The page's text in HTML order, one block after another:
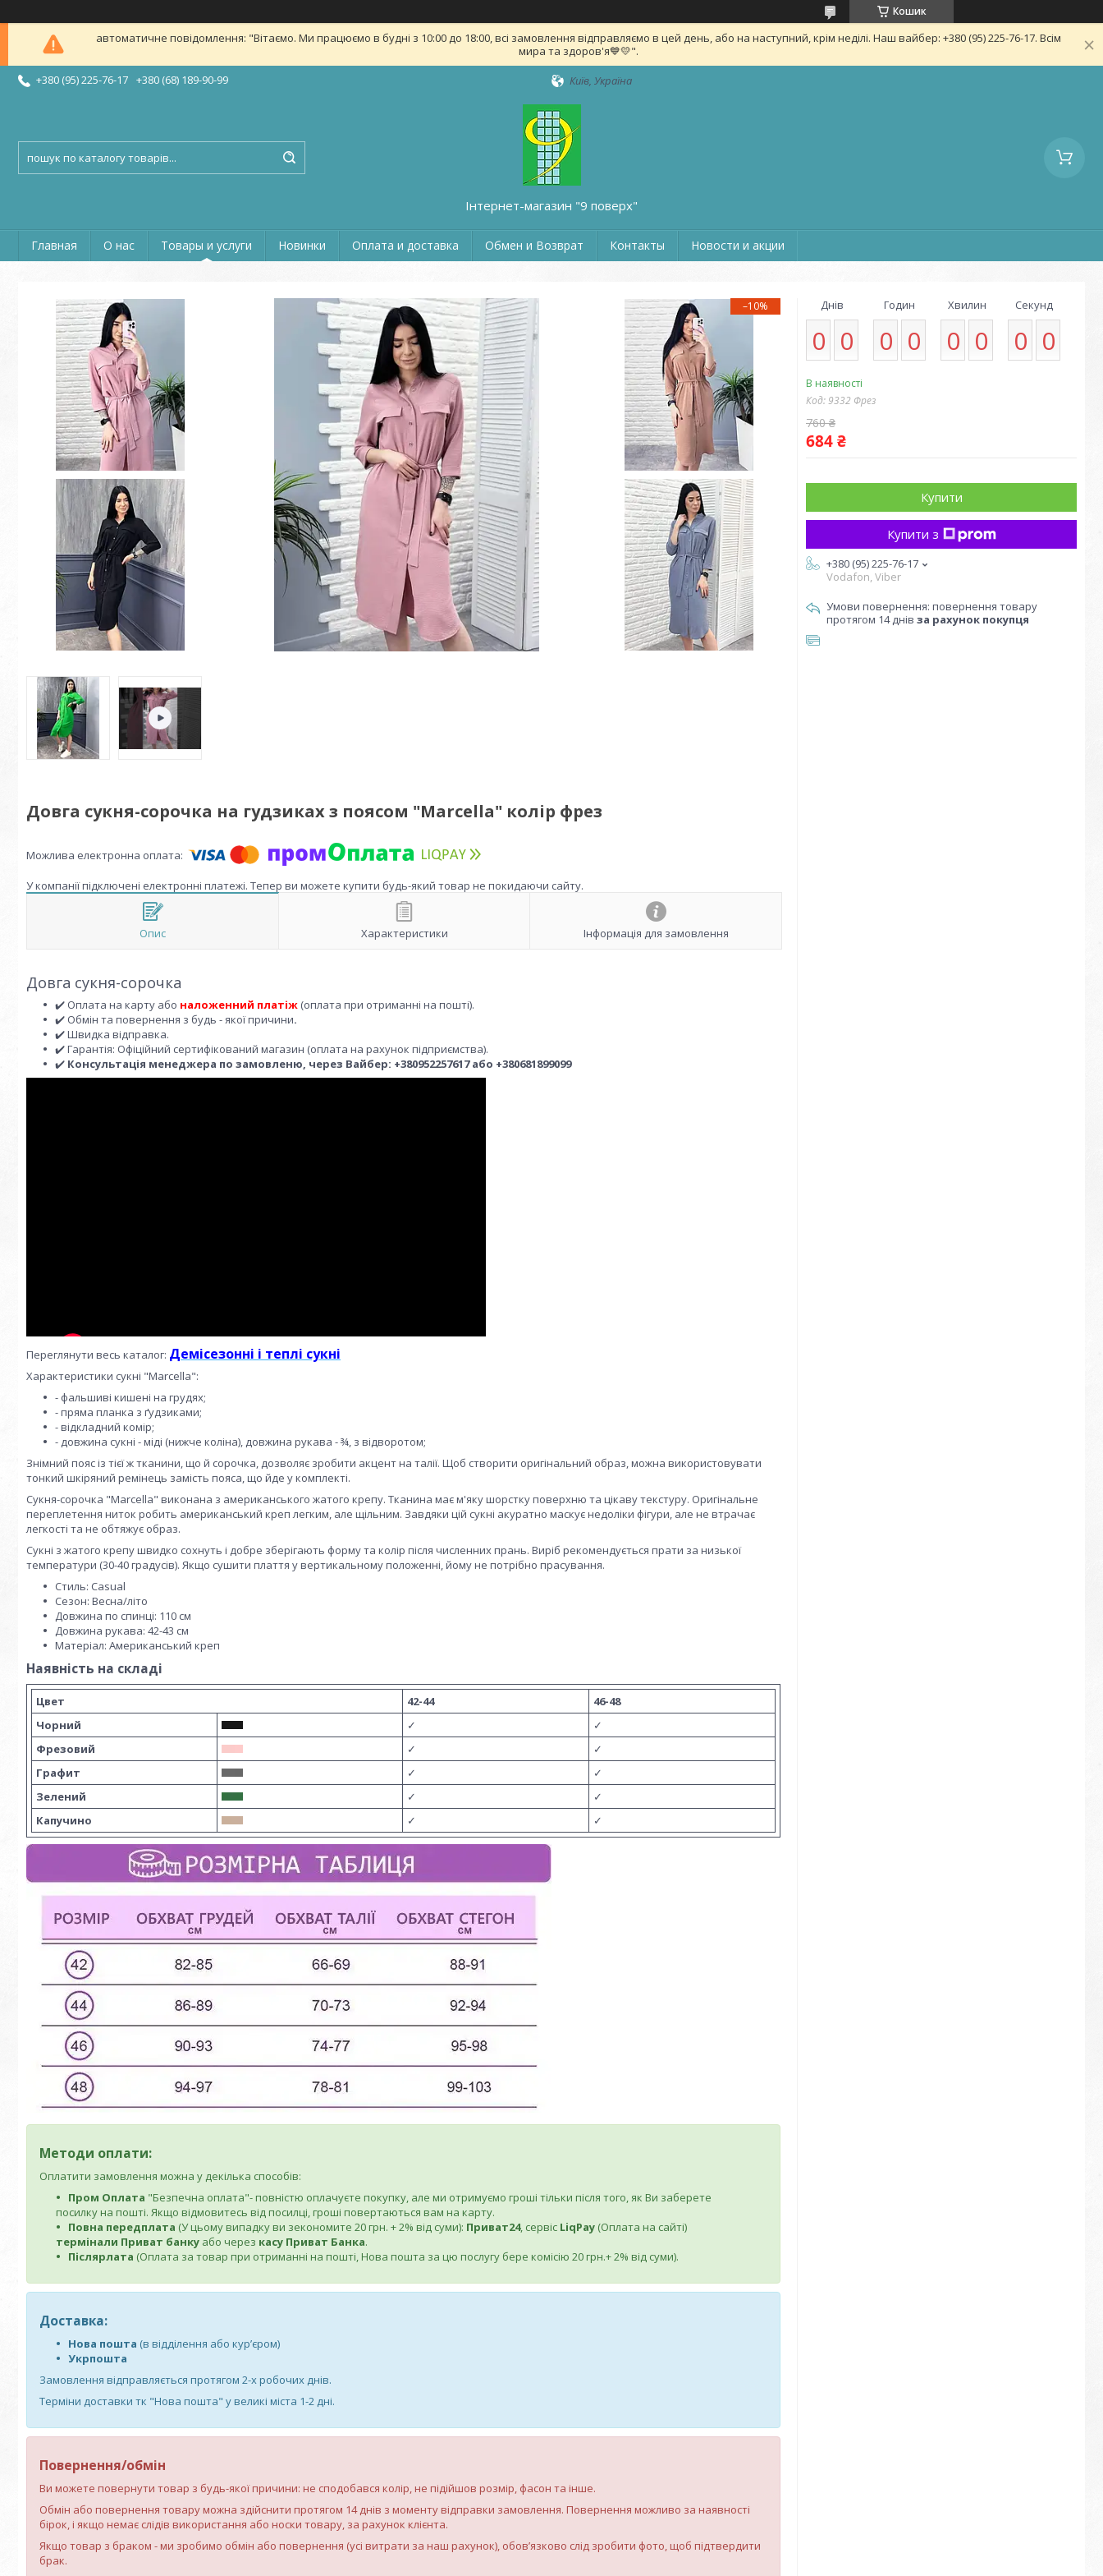
Кошик
автоматичне повідомлення: "Вітаємо. Ми працюємо в будні з 10:00 до 18:00, всі замовлення відправляємо в цей день, або на наступний, крім неділі. Наш вайбер: +380 (95) 225-76-17. Всім
мира та здоров'я💙💛".
+380 (95) 225-76-17 +380 (68) 189-90-99 Київ, Україна
Інтернет-магазин "9 поверх"
Главная О нас Товары и услуги Новинки Оплата и доставка Обмен и Возврат Контакты Новости и акции
–10%
Довга сукня-сорочка на гудзиках з поясом "Marcella" колір фрез
У компанії підключені електронні платежі. Тепер ви можете купити будь-який товар не покидаючи сайту.
Опис Характеристики Інформація для замовлення
Довга сукня-сорочка
✔️ Оплата на карту або наложенний платіж (оплата при отриманні на пошті).
✔️ Обмін та повернення з будь - якої причини.
✔️ Швидка відправка.
✔️ Гарантія: Офіційний сертифікований магазин (оплата на рахунок підприємства).
✔️ Консультація менеджера по замовленю, через Вайбер: +380952257617 або +380681899099
Переглянути весь каталог: Демісезонні і теплі сукні
Характеристики сукні "Marcella":
- фальшиві кишені на грудях;
- пряма планка з ґудзиками;
- відкладний комір;
- довжина сукні - міді (нижче коліна), довжина рукава - ¾, з відворотом;
Знімний пояс із тієї ж тканини, що й сорочка, дозволяє зробити акцент на талії. Щоб створити оригінальний образ, можна використовувати
тонкий шкіряний ремінець замість пояса, що йде у комплекті.
Сукня-сорочка "Marcella" виконана з американського жатого крепу. Тканина має м'яку шорстку поверхню та цікаву текстуру. Оригінальне
переплетення ниток робить американський креп легким, але щільним. Завдяки цій сукні акуратно маскує недоліки фігури, але не втрачає
легкості та не обтяжує образ.
Сукні з жатого крепу швидко сохнуть і добре зберігають форму та колір після численних прань. Виріб рекомендується прати за низької
температури (30-40 градусів). Якщо сушити плаття у вертикальному положенні, йому не потрібно прасування.
Стиль: Casual
Сезон: Весна/літо
Довжина по спинці: 110 см
Довжина рукава: 42-43 см
Матеріал: Американський креп
Наявність на складі
Цвет 42-44
46-48
Чорний
✓
✓
Фрезовий
✓
✓
Графит
✓
✓
Зелений
✓
✓
Капучино
✓ ✓
Методи оплати:
Оплатити замовлення можна у декілька способів:
Пром Оплата "Безпечна оплата"- повністю оплачуєте покупку, але ми отримуємо гроші тільки після того, як Ви заберете
посилку на пошті. Якщо відмовитесь від посилці, гроші повертаються вам на карту.
Повна передплата (У цьому випадку ви зекономите 20 грн. + 2% від суми): Приват24, сервіс LiqPay (Оплата на сайті)
термінали Приват банку або через касу Приват Банка.
Післярлата (Оплата за товар при отриманні на пошті, Нова пошта за цю послугу бере комісію 20 грн.+ 2% від суми).
Доставка:
Нова пошта (в відділення або кур’єром)
Укрпошта
Замовлення відправляється протягом 2-х робочих днів.
Терміни доставки тк "Нова пошта" у великі міста 1-2 дні.
Повернення/обмін
Ви можете повернути товар з будь-якої причини: не сподобався колір, не підійшов розмір, фасон та інше.
Обмін або повернення товару можна здійснити протягом 14 днів з моменту відправки замовлення. Повернення можливо за наявності
бірок, і якщо немає слідів використання або носки товару, за рахунок клієнта.
Якщо товар з браком - ми зробимо обмін або повернення (усі витрати за наш рахунок), обов’язково слід зробити фото, щоб підтвердити
брак.
Днів
0 0
Годин
0 0
Хвилин
0 0
Секунд
0 0
В наявності
Код:9332 Фрез
760 ₴
684 ₴
Купити
Купити з
+380 (95) 225-76-17
Vodafon, Viber
повернення товару
протягом 14 днів за рахунок покупця